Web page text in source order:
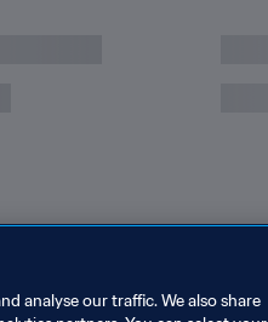
analyse our traffic. We also share